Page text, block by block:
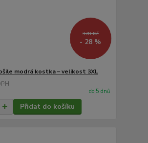
378 Kč
- 28 %
modrá kostka – velikost 3XL
do 5 dnů
Přidat do košíku